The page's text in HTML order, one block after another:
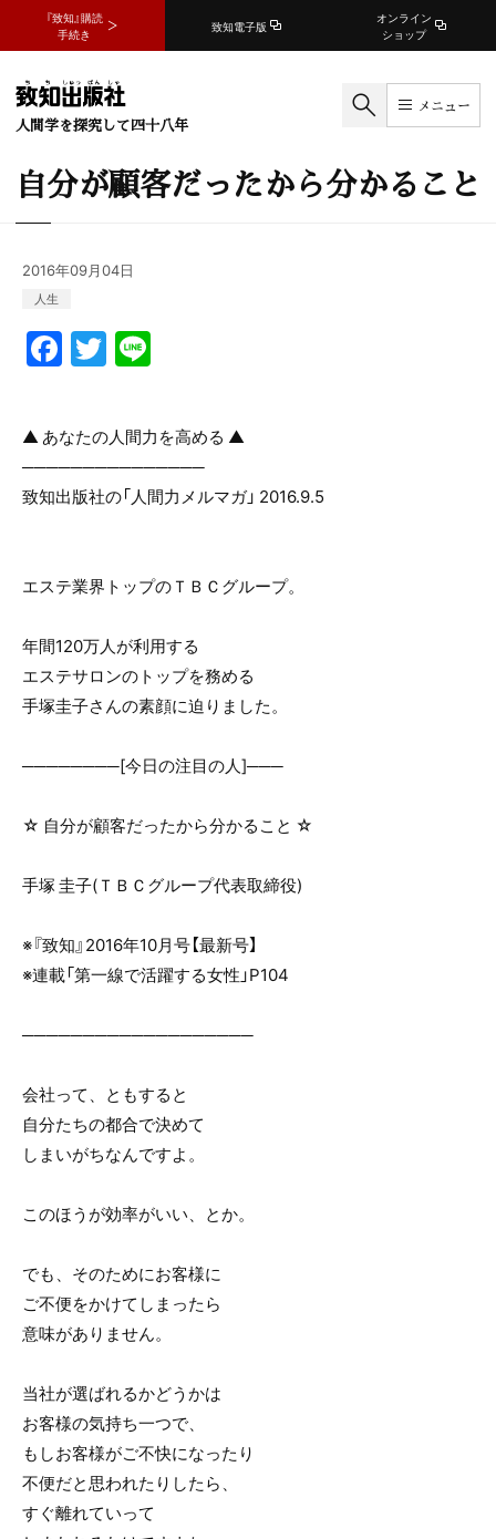
『致知』購読
手続き
致知電子版
オンライン
ショップ
人間学を探究して四十八年
メニュー
自分が顧客だったから分かること
2016年09月04日
人生
F
a
c
e
b
k
T
w
itt
er
e
▲ あなたの人間力を高める ▲
───────────────
致知出版社の「人間力メルマガ」 2016.9.5
エステ業界トップのＴＢＣグループ。
年間120万人が利用する
エステサロンのトップを務める
手塚圭子さんの素顔に迫りました。
────────[今日の注目の人]───
☆ 自分が顧客だったから分かること ☆
手塚 圭子(ＴＢＣグループ代表取締役)
※『致知』2016年10月号【最新号】
※連載「第一線で活躍する女性」P104
───────────────────
会社って、ともすると
自分たちの都合で決めて
しまいがちなんですよ。
このほうが効率がいい、とか。
でも、そのためにお客様に
ご不便をかけてしまったら
意味がありません。
当社が選ばれるかどうかは
お客様の気持ち一つで、
もしお客様がご不快になったり
不便だと思われたりしたら、
すぐ離れていって